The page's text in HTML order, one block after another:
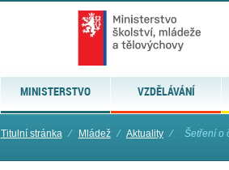
MINISTERSTVO VZDĚLÁVÁNÍ
Titulní stránka ⁄ Mládež ⁄ Aktuality ⁄ Šetření o